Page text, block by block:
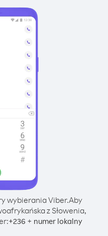
wybierania Viber.Aby
z Słowenia,
+236 + numer lokalny